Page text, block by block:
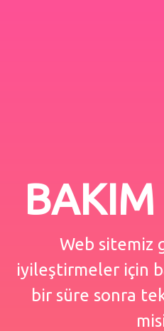
Web sitemiz
iyileştirmeler için
bir süre sonra